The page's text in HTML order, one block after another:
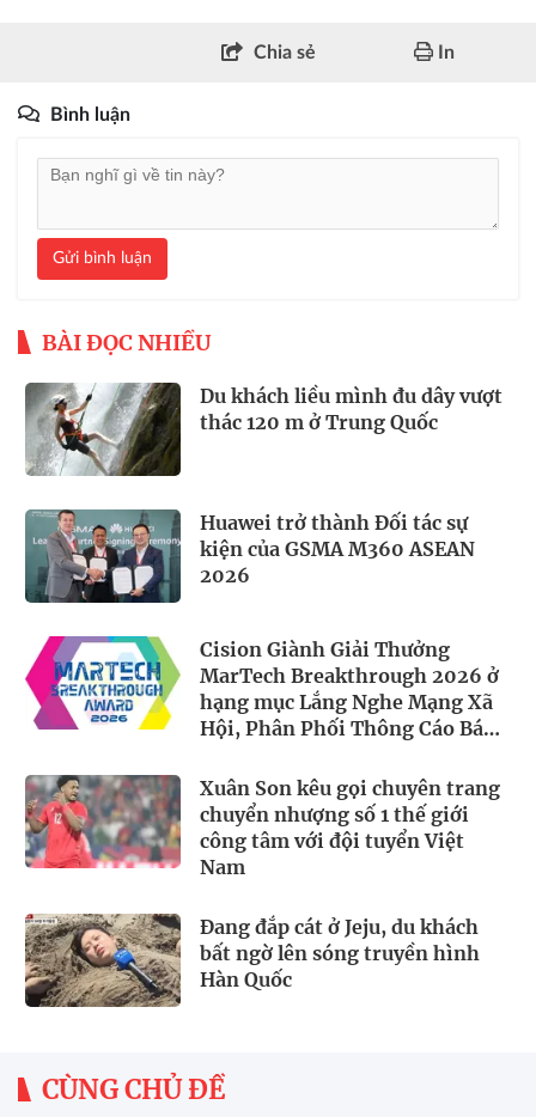
Chia sẻ In
Bình luận
Gửi bình luận
BÀI ĐỌC NHIỀU
Du khách liều mình đu dây vượt
thác 120 m ở Trung Quốc
Huawei trở thành Đối tác sự
kiện của GSMA M360 ASEAN
2026
Cision Giành Giải Thưởng
MarTech Breakthrough 2026 ở
hạng mục Lắng Nghe Mạng Xã
Hội, Phân Phối Thông Cáo Báo
Lời (AEO)
Xuân Son kêu gọi chuyên trang
chuyển nhượng số 1 thế giới
công tâm với đội tuyển Việt
Nam
Đang đắp cát ở Jeju, du khách
bất ngờ lên sóng truyền hình
Hàn Quốc
CÙNG CHỦ ĐỀ